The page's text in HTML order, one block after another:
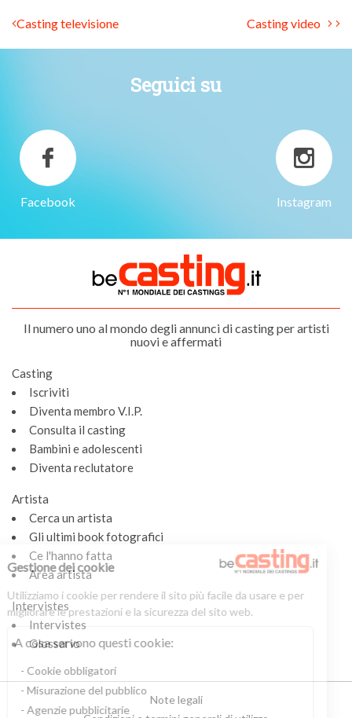
Casting televisione Casting video
Seguici su
Facebook Instagram
Il numero uno al mondo degli annunci di casting per artisti
nuovi e affermati
Casting
Iscriviti
Diventa membro V.I.P.
Consulta il casting
Bambini e adolescenti
Diventa reclutatore
Artista
Cerca un artista
Gli ultimi book fotografici
Ce l'hanno fatta
Area artista
Intervistes
Intervistes
Glossario
Note legali
Gestione dei cookie
Utilizziamo i cookie per rendere il sito più facile da usare e per
migliorare le prestazioni e la sicurezza del sito web.
A cosa servono questi cookie:
Cookie obbligatori
Misurazione del pubblico
Agenzie pubblicitarie